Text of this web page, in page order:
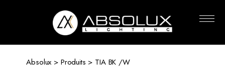
Absolux > Produits > TIA BK /W